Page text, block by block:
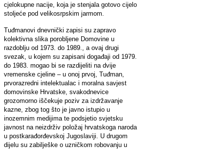
cjelokupne nacije, koja je stenjala gotovo cijelo
stoljeće pod velikosrpskim jarmom.
Tuđmanovi dnevnički zapisi su zapravo
kolektivna slika porobljene Domovine u
razdoblju od 1973. do 1989., a ovaj drugi
svezak, u kojem su zapisani događaji od 1979.
do 1983. mogao bi se razdijeliti na dvije
vremenske cjeline – u onoj prvoj, Tuđman,
prvorazredni intelektualac i moralna savjest
domovinske Hrvatske, svakodnevice
grozomorno iščekuje poziv za izdržavanje
kazne, zbog tog što je javno istupio u
inozemnim medijima te podsjetio svjetsku
javnost na neizdrživ položaj hrvatskoga naroda
u postkarađorđevskoj Jugoslaviji. U drugom
dijelu su zabilješke o uzničkom robovanju u